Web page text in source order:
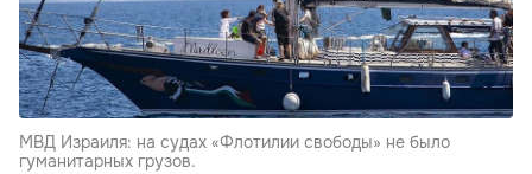
МВД Израиля: на судах «Флотилии свободы» не было
гуманитарных грузов.